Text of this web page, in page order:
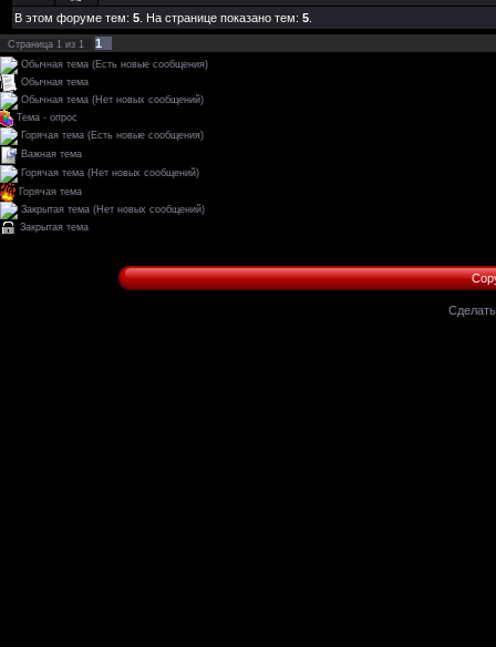
В этом форуме тем: 5. На странице показано тем: 5.
Страница 1 из 1 1
Обычная тема (Есть новые сообщения)
Обычная тема
Обычная тема (Нет новых сообщений)
Тема - опрос
Горячая тема (Есть новые сообщения)
Важная тема
Горячая тема (Нет новых сообщений)
Горячая тема
Закрытая тема (Нет новых сообщений)
Закрытая тема